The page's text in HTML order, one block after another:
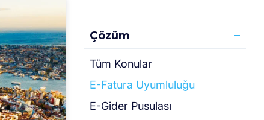
Çözüm
Tüm Konular
E-Fatura Uyumluluğu
E-Gider Pusulası